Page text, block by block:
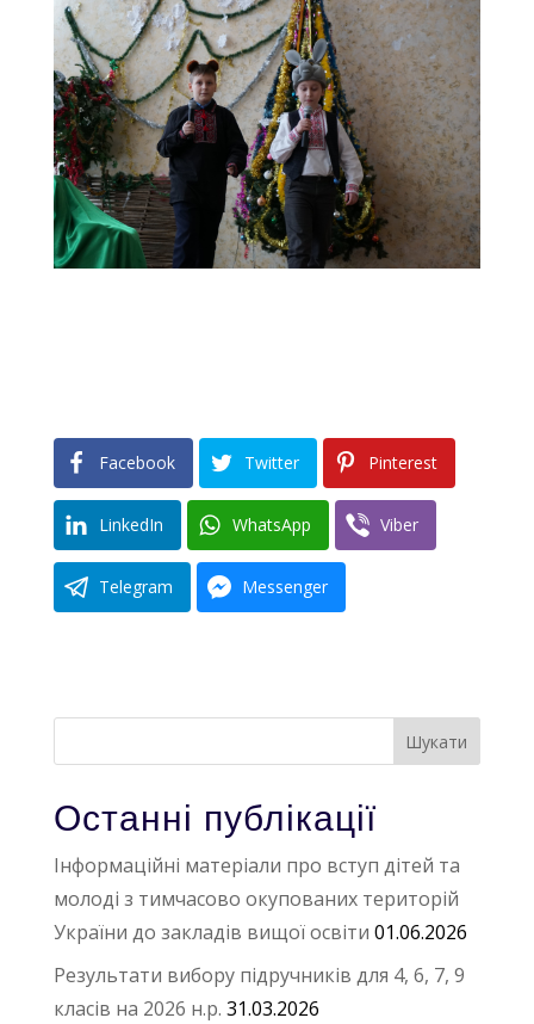
Facebook Twitter Pinterest
LinkedIn WhatsApp Viber
Telegram Messenger
Останні публікації
Інформаційні матеріали про вступ дітей та
молоді з тимчасово окупованих територій
України до закладів вищої освіти 01.06.2026
Результати вибору підручників для 4, 6, 7, 9
класів на 2026 н.р. 31.03.2026